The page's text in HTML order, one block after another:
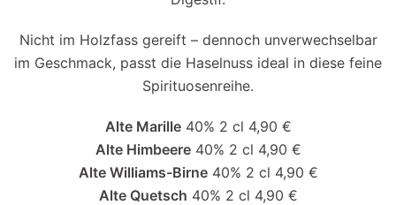
Nicht im Holzfass gereift – dennoch unverwechselbar
im Geschmack, passt die Haselnuss ideal in diese feine
Spirituosenreihe.
Alte Marille40% 2 cl 4,90 €
Alte Himbeere40% 2 cl 4,90 €
Alte Williams-Birne40% 2 cl 4,90 €
Alte Quetsch 40% 2 cl 4,90 €